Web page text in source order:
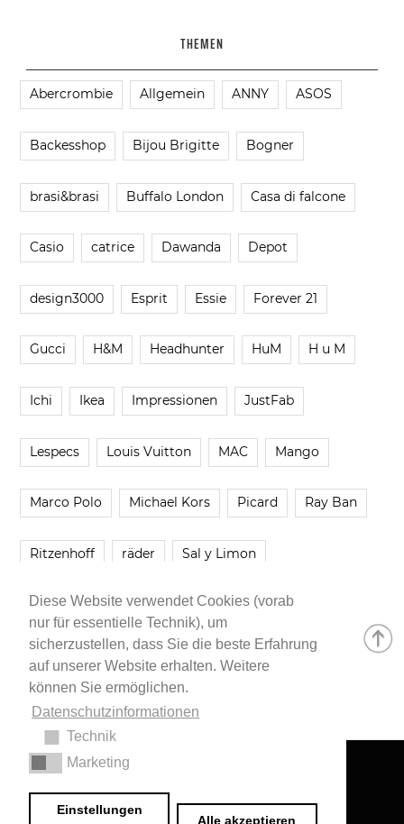
Diese Website verwendet Cookies (vorab
nur für essentielle Technik), um
sicherzustellen, dass Sie die beste Erfahrung
auf unserer Website erhalten. Weitere
können Sie ermöglichen.
Datenschutzinformationen
Technik
Marketing
Einstellungen
Alle akzeptieren
THEMEN
Abercrombie Allgemein ANNY ASOS
Backesshop Bijou Brigitte Bogner
brasi&brasi Buffalo London Casa di falcone
Casio catrice Dawanda Depot
design3000 Esprit Essie Forever 21
Gucci H&M Headhunter HuM H u M
Ichi Ikea Impressionen JustFab
Lespecs Louis Vuitton MAC Mango
Marco Polo Michael Kors Picard Ray Ban
Ritzenhoff räder Sal y Limon
Smartbuyglasses smash! Steve Madden
Younique Zara
Impressum
© 2020 Dr. Sarah Schwab-Jung